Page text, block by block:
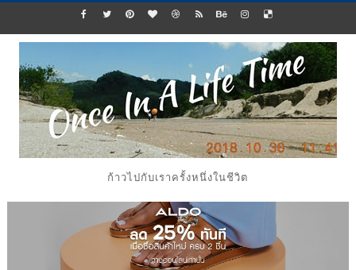
ก้าวไปกับเราครั้งหนึ่งในชีวิต